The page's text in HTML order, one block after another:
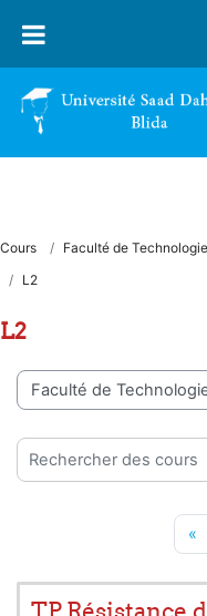
Cours Faculté de Technologie
L2
L2
Catégories de cours
Rechercher des cours
«